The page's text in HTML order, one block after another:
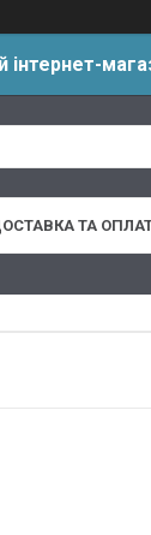
інтернет-
ТА